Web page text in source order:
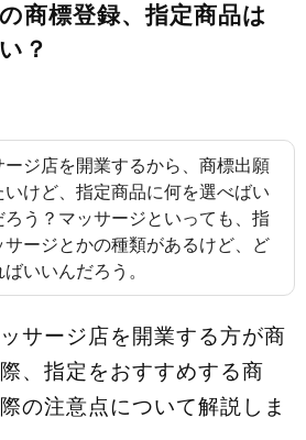
商標登録、指定商品は
？
ージ店を開業するから、商標出願
いけど、指定商品に何を選べばい
ろう？マッサージといっても、指
サージとかの種類があるけど、ど
ばいいんだろう。
サージ店を開業する方が商
、指定をおすすめする商
の注意点について解説しま